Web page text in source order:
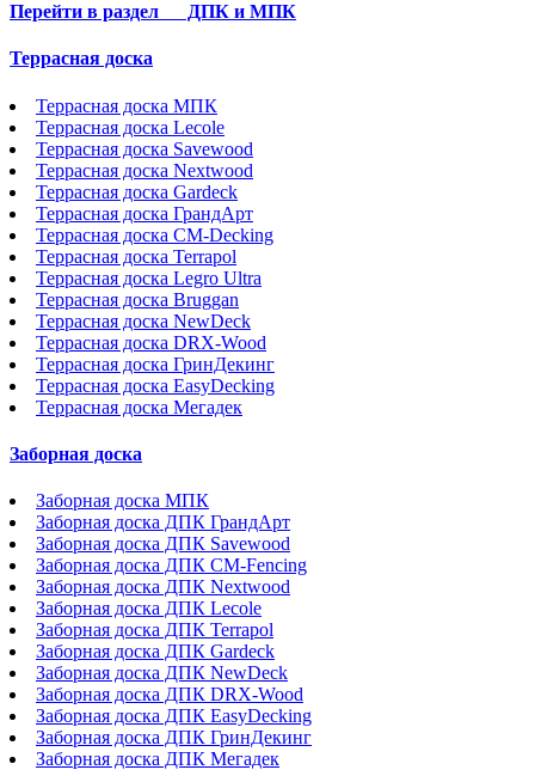
Перейти в раздел ДПК и МПК
Террасная доска
Террасная доска МПК
Террасная доска Lecole
Террасная доска Savewood
Террасная доска Nextwood
Террасная доска Gardeck
Террасная доска ГрандАрт
Террасная доска CM-Decking
Террасная доска Terrapol
Террасная доска Legro Ultra
Террасная доска Bruggan
Террасная доска NewDeck
Террасная доска DRX-Wood
Террасная доска ГринДекинг
Террасная доска EasyDecking
Террасная доска Мегадек
Заборная доска
Заборная доска МПК
Заборная доска ДПК ГрандАрт
Заборная доска ДПК Savewood
Заборная доска ДПК CM-Fencing
Заборная доска ДПК Nextwood
Заборная доска ДПК Lecole
Заборная доска ДПК Terrapol
Заборная доска ДПК Gardeck
Заборная доска ДПК NewDeck
Заборная доска ДПК DRX-Wood
Заборная доска ДПК EasyDecking
Заборная доска ДПК ГринДекинг
Заборная доска ДПК Мегадек